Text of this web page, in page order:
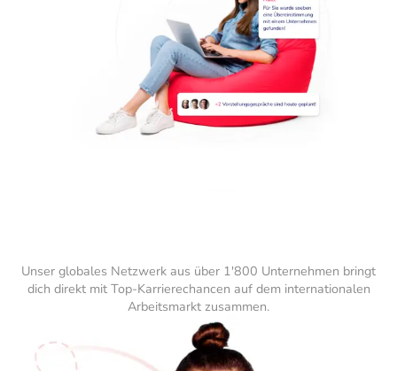
Unser globales Netzwerk aus über 1'800 Unternehmen bringt
dich direkt mit Top-Karrierechancen auf dem internationalen
Arbeitsmarkt zusammen.